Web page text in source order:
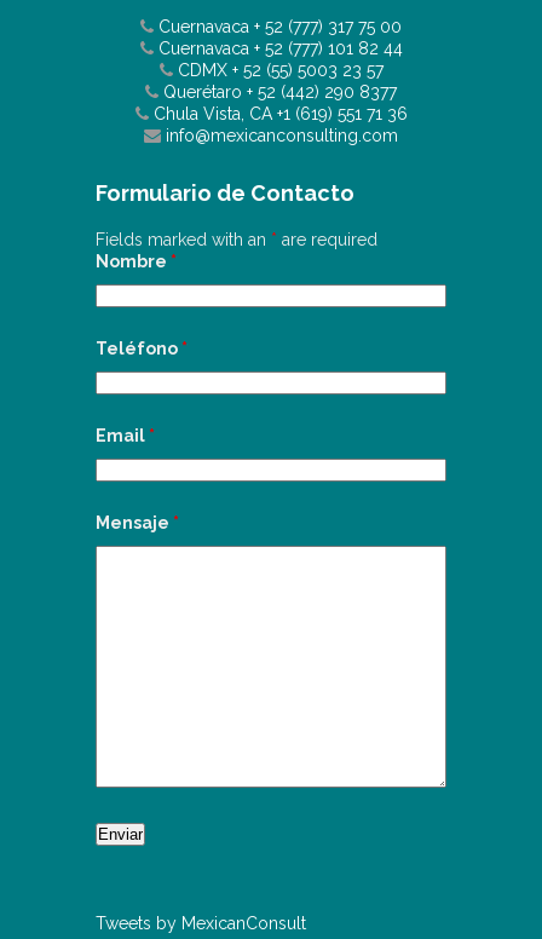
Cuernavaca + 52 (777) 317 75 00
Cuernavaca + 52 (777) 101 82 44
CDMX + 52 (55) 5003 23 57
Querétaro + 52 (442) 290 8377
Chula Vista, CA+1 (619) 551 71 36
info@mexicanconsulting.com
Formulario de Contacto
Fields marked with an * are required
Nombre *
Teléfono *
Email *
Mensaje *
Tweets by MexicanConsult